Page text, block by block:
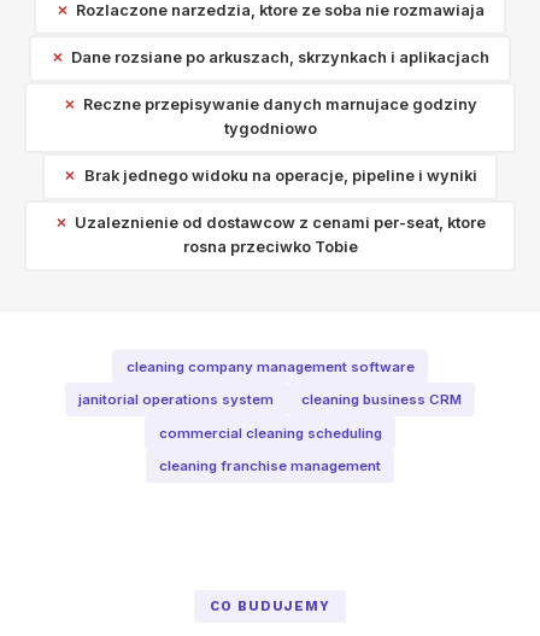
Rozlaczone narzedzia, ktore ze soba nie rozmawiaja
Dane rozsiane po arkuszach, skrzynkach i aplikacjach
Reczne przepisywanie danych marnujace godziny
tygodniowo
Brak jednego widoku na operacje, pipeline i wyniki
Uzaleznienie od dostawcow z cenami per-seat, ktore
rosna przeciwko Tobie
cleaning company management software
janitorial operations system
cleaning business CRM
commercial cleaning scheduling
cleaning franchise management
CO BUDUJEMY